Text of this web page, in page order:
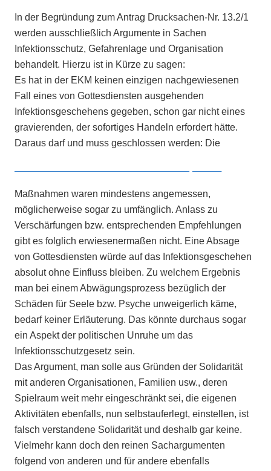
In der Begründung zum Antrag Drucksachen-Nr. 13.2/1
werden ausschließlich Argumente in Sachen
Infektionsschutz, Gefahrenlage und Organisation
behandelt. Hierzu ist in Kürze zu sagen:
Es hat in der EKM keinen einzigen nachgewiesenen
Fall eines von Gottesdiensten ausgehenden
Infektionsgeschehens gegeben, schon gar nicht eines
gravierenden, der sofortiges Handeln erfordert hätte.
Daraus darf und muss geschlossen werden: Die
Maßnahmen waren mindestens angemessen,
möglicherweise sogar zu umfänglich. Anlass zu
Verschärfungen bzw. entsprechenden Empfehlungen
gibt es folglich erwiesenermaßen nicht. Eine Absage
von Gottesdiensten würde auf das Infektionsgeschehen
absolut ohne Einfluss bleiben. Zu welchem Ergebnis
man bei einem Abwägungsprozess bezüglich der
Schäden für Seele bzw. Psyche unweigerlich käme,
bedarf keiner Erläuterung. Das könnte durchaus sogar
ein Aspekt der politischen Unruhe um das
Infektionsschutzgesetz sein.
Das Argument, man solle aus Gründen der Solidarität
mit anderen Organisationen, Familien usw., deren
Spielraum weit mehr eingeschränkt sei, die eigenen
Aktivitäten ebenfalls, nun selbstauferlegt, einstellen, ist
falsch verstandene Solidarität und deshalb gar keine.
Vielmehr kann doch den reinen Sachargumenten
folgend von anderen und für andere ebenfalls